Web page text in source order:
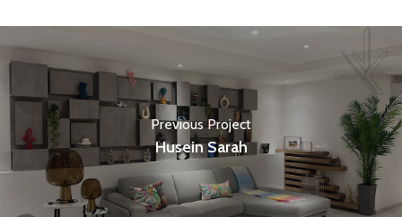
Previous Project
Husein Sarah